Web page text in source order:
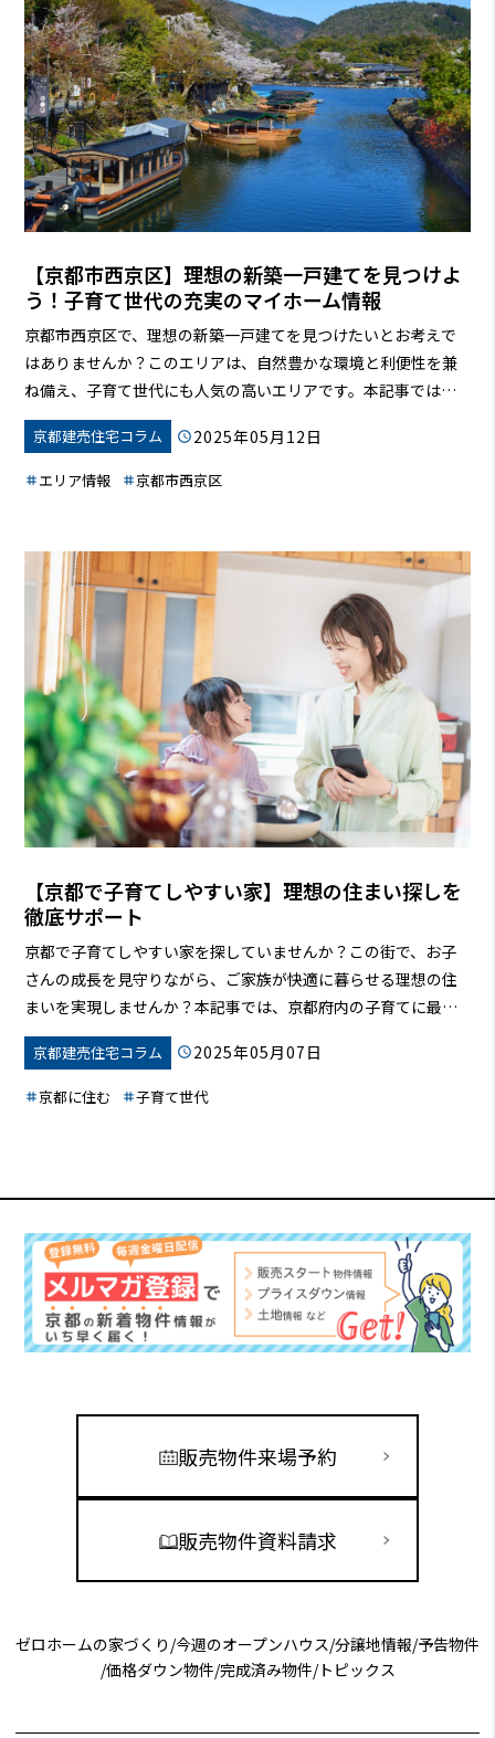
【京都市西京区】理想の新築一戸建てを見つけよ
う！子育て世代の充実のマイホーム情報
京都市西京区で、理想の新築一戸建てを見つけたいとお考えで
はありませんか？このエリアは、自然豊かな環境と利便性を兼
ね備え、子育て世代にも人気の高いエリアです。本記事では、
西京区で新築一戸建てを探すメリットから、人気の物件の特
徴、予算や間取り、立地条件の検討方法、不動産会社選び、住
宅ローンや資金計画まで、スムーズで後悔のない家探しをサポ
応援します。
京都建売住宅コラム 2025年05月12日
エリア情報 京都市西京区
【京都で子育てしやすい家】理想の住まい探しを
徹底サポート
京都で子育てしやすい家を探していませんか？この街で、お子
さんの成長を見守りながら、ご家族が快適に暮らせる理想の住
まいを実現しませんか？本記事では、京都府内の子育てに最適
な環境、教育環境、周辺環境を考慮した家探しを徹底サポート
します。希望条件に合う物件情報から、子育て世帯向けのおす
すめエリア、新築・中古一戸建て情報まで網羅。オシャレな一
京都建売住宅コラム 2025年05月07日
京都に住む 子育て世代
販売物件来場予約
販売物件資料請求
ゼロホームの家づくり /今週のオープンハウス/分譲地情報/予告物件
/価格ダウン物件/完成済み物件/トピックス